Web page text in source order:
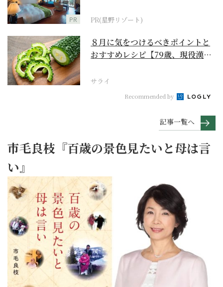
PR PR(星野リゾート)
８月に気をつけるべきポイントと
おすすめレシピ【79歳、現役漢方
サライ
Recommended by
記事一覧へ
市毛良枝『百歳の景色見たいと母は言
い』